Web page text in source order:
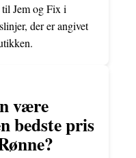
Jem og Fix i
der er angivet
være
bedste pris